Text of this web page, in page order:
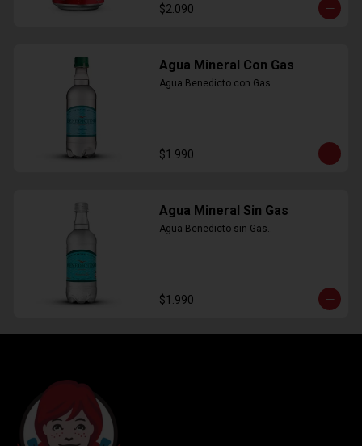
$2.090
Agua Mineral Con Gas
Agua Benedicto con Gas
$1.990
Agua Mineral Sin Gas
Agua Benedicto sin Gas..
$1.990